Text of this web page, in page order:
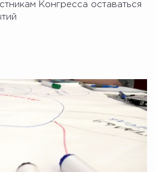
Конгресса оставаться